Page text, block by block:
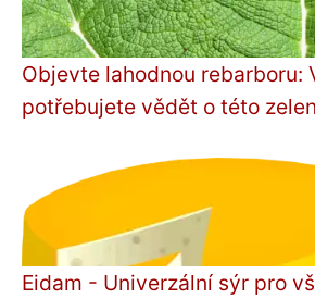
Objevte lahodnou rebarboru:
potřebujete vědět o této
Eidam - Univerzální sýr pro